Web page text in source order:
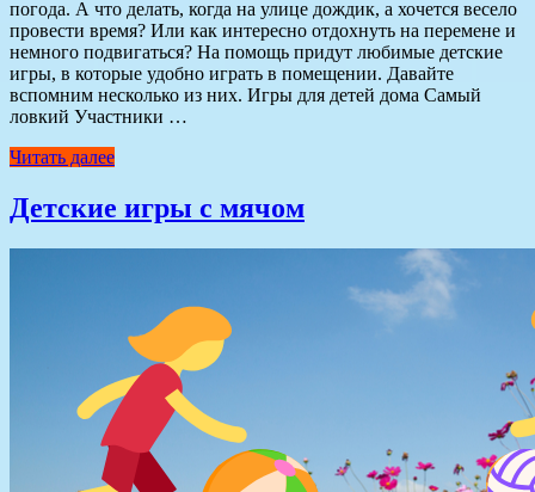
погода. А что делать, когда на улице дождик, а хочется весело
провести время? Или как интересно отдохнуть на перемене и
немного подвигаться? На помощь придут любимые детские
игры, в которые удобно играть в помещении. Давайте
вспомним несколько из них. Игры для детей дома Самый
ловкий Участники …
Читать далее
Детские игры с мячом